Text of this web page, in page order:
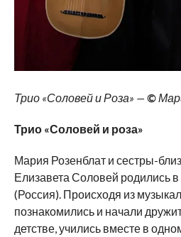
Трио «Соловей и Роза» — ©
Трио «Соловей и роза»
Мария Розенблат и сестры-
Елизавета Соловей родились в
(Россия). Происходя из
познакомились и начали
детстве, учились вместе в